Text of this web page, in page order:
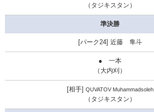
（タジキスタン）
準決勝
近藤 隼斗
● 一本
（大内刈）
QUVATOV Muhammadsoleh
（タジキスタン）